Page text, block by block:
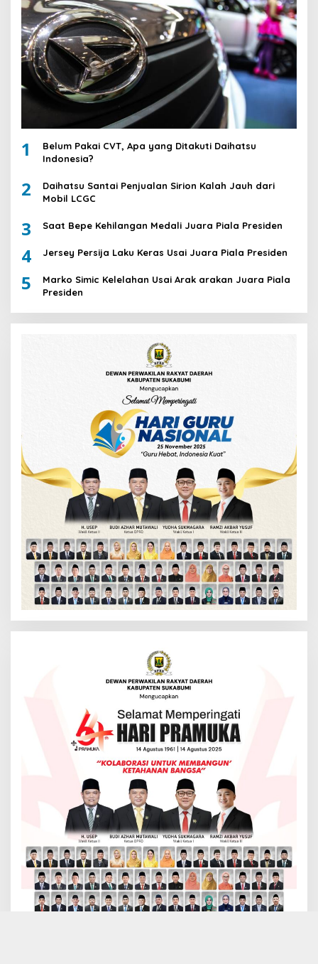
1
Belum Pakai CVT, Apa yang Ditakuti Daihatsu
Indonesia?
2
Daihatsu Santai Penjualan Sirion Kalah Jauh dari
Mobil LCGC
3 Saat Bepe Kehilangan Medali Juara Piala Presiden
4 Jersey Persija Laku Keras Usai Juara Piala Presiden
5
Marko Simic Kelelahan Usai Arak arakan Juara Piala
Presiden